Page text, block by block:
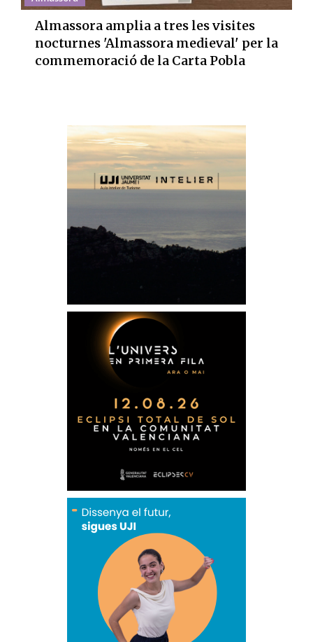
Almassora amplia a tres les visites
nocturnes 'Almassora medieval' per la
commemoració de la Carta Pobla